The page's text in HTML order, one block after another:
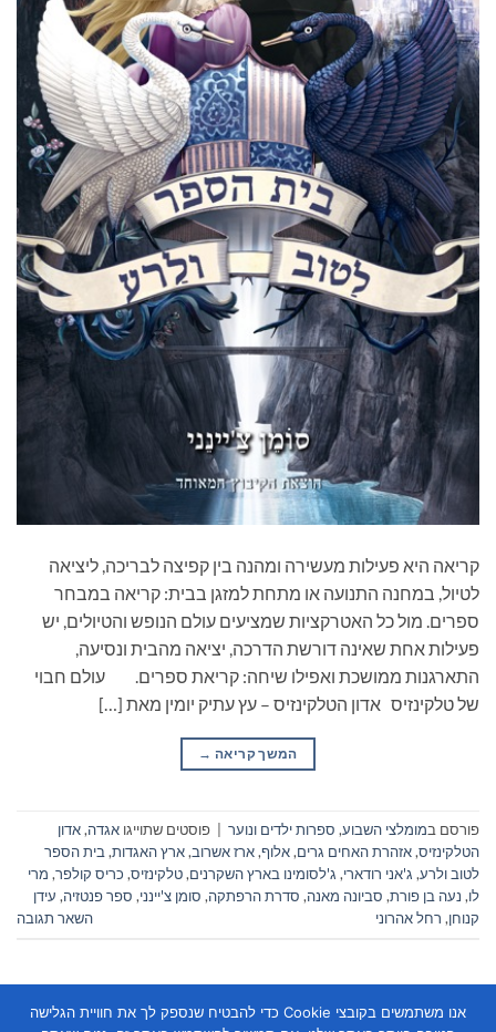
קריאה היא פעילות מעשירה ומהנה בין קפיצה לבריכה, ליציאה
לטיול, במחנה התנועה או מתחת למזגן בבית: קריאה במבחר
ספרים. מול כל האטרקציות שמציעים עולם הנופש והטיולים, יש
פעילות אחת שאינה דורשת הדרכה, יציאה מהבית ונסיעה,
התארגנות ממושכת ואפילו שיחה: קריאת ספרים. עולם חבוי
של טלקינזיס אדון הטלקינזיס – עץ עתיק יומין מאת […]
המשך קריאה →
פורסם במומלצי השבוע, ספרות ילדים ונוער פוסטים שתוייגו אגדה,אדון
הטלקינזיס,אזהרת האחים גרים,אלוף,ארז אשרוב,ארץ האגדות, בית הספר
לטוב ולרע, ג'אני רודארי, ג'לסומינו בארץ השקרנים,טלקינזיס, כריס קולפר, מרי
לו, נעה בן פורת, סביונה מאנה, סדרת הרפתקה, סומן צ'יינני, ספר פנטזיה, עידן
קנוחן, רחל אהרוני השאר תגובה
אנו משתמשים בקובצי Cookie כדי להבטיח שנספק לך את חוויית הגלישה